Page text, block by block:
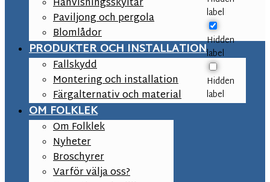
label
Hidden
label
Hidden
label
Paviljong och pergola
Blomlådor
PRODUKTER OCH INSTALLATION
Fallskydd
Montering och installation
Färgalternativ och material
OM FOLKLEK
Om Folklek
Nyheter
Broschyrer
Varför välja oss?